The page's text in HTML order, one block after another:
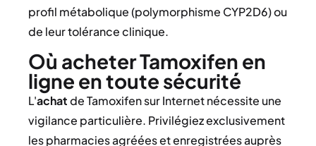
profil métabolique (polymorphisme CYP2D6) ou
de leur tolérance clinique.
Où acheter Tamoxifen en
ligne en toute sécurité
L'achatde Tamoxifen sur Internet nécessite une
vigilance particulière. Privilégiez exclusivement
les pharmacies agréées et enregistrées auprès